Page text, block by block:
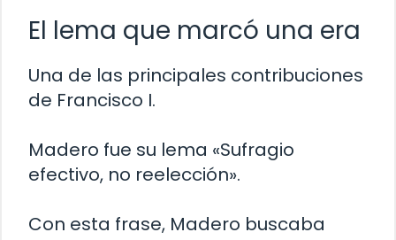
El lema que marcó una era
Una de las principales contribuciones
de Francisco I.
Madero fue su lema «Sufragio
efectivo, no reelección».
Con esta frase, Madero buscaba